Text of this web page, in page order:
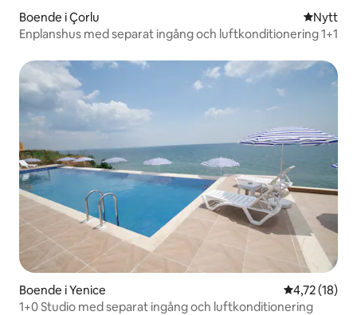
Boende i Çorlu NyttNytt
Enplanshus med separat ingång och luftkonditionering 1+1
Boende i Yenice 4,72 av 5 i
4,72 (18)
1+0 Studio med separat ingång och luftkonditionering